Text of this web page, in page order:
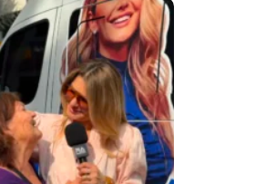
Pública
Queixas De
Do Rio Em
Promovida
Antônia